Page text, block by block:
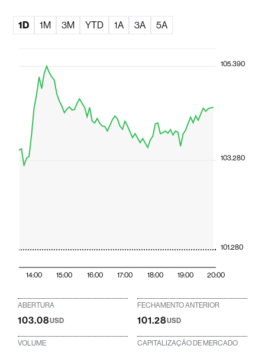
1D 1M 3M YTD 1A 3A 5A
14:00 15:00 16:00 17:00 18:00 19:00 20:00
101.280
103.280
105.390
ABERTURA
103.08USD
FECHAMENTO ANTERIOR
101.28USD
VOLUME CAPITALIZAÇÃO DE MERCADO